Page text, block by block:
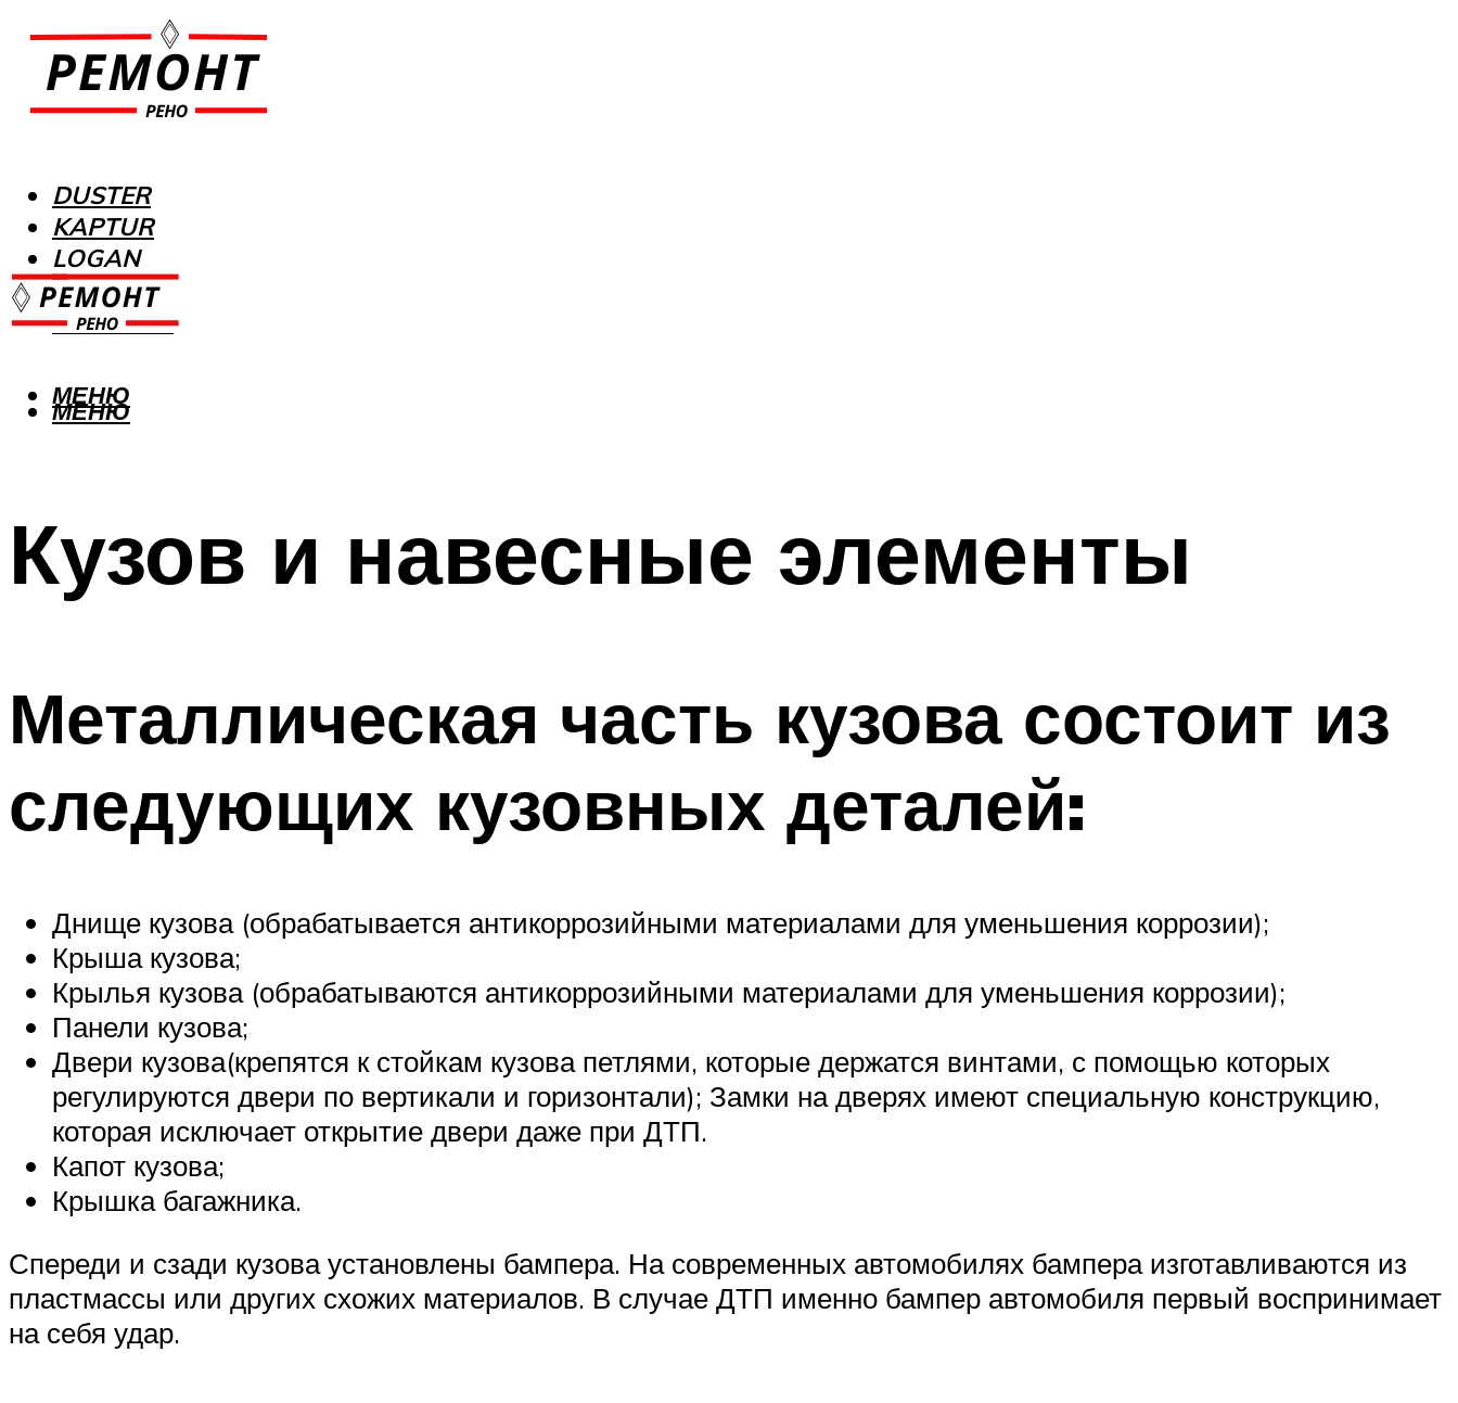
DUSTER
KAPTUR
LOGAN
MEGANE
SANDERO
МЕНЮ
МЕНЮ
Кузов и навесные элементы
Металлическая часть кузова состоит из
следующих кузовных деталей:
Днище кузова (обрабатывается антикоррозийными материалами для уменьшения коррозии);
Крыша кузова;
Крылья кузова (обрабатываются антикоррозийными материалами для уменьшения коррозии);
Панели кузова;
Двери кузова(крепятся к стойкам кузова петлями, которые держатся винтами, с помощью которых
регулируются двери по вертикали и горизонтали); Замки на дверях имеют специальную конструкцию,
которая исключает открытие двери даже при ДТП.
Капот кузова;
Крышка багажника.
Спереди и сзади кузова установлены бампера. На современных автомобилях бампера изготавливаются из
пластмассы или других схожих материалов. В случае ДТП именно бампер автомобиля первый воспринимает
на себя удар.